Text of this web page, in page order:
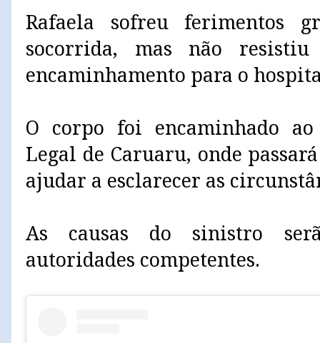
Rafaela sofreu ferimentos
socorrida, mas não
encaminhamento para o
O corpo foi encaminhado
Legal de Caruaru, onde
ajudar a esclarecer as
As causas do sinistro
autoridades competentes.